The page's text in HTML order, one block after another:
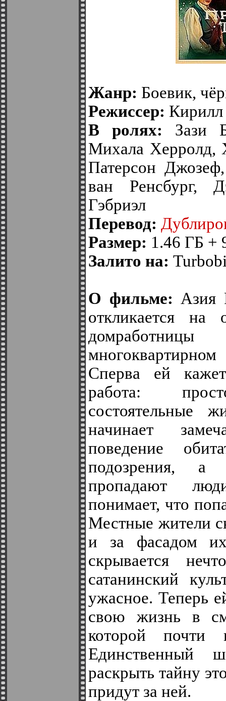
Жанр: Боевик,
Режиссер:
В ролях: Зази
Михала Херролд,
Патерсон
ван Ренсбург,
Гэбриэл
Перевод:
Размер: 1.46 ГБ +
Залито на:
О фильме: Азия
откликается на
Сперва ей
работа:
состоятельные
начинает
поведение
подозрения, а
пропадают
понимает, что
Местные жители
и за фасадом
скрывается
сатанинский
ужасное. Теперь
свою жизнь в
которой почти
раскрыть тайну
придут за ней.